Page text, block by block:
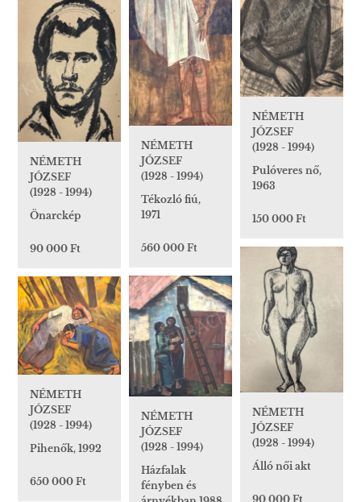
NÉMETH
JÓZSEF
(1928 - 1994)
Tékozló fiú,
1971
560 000 Ft
NÉMETH
JÓZSEF
(1928 - 1994)
Pulóveres nő,
1963
150 000 Ft
NÉMETH
JÓZSEF
(1928 - 1994)
Önarckép
90 000 Ft
NÉMETH
JÓZSEF
(1928 - 1994)
Álló női akt
90 000 Ft
NÉMETH
JÓZSEF
(1928 - 1994)
Pihenők, 1992
650 000 Ft
NÉMETH
JÓZSEF
(1928 - 1994)
Házfalak
fényben és